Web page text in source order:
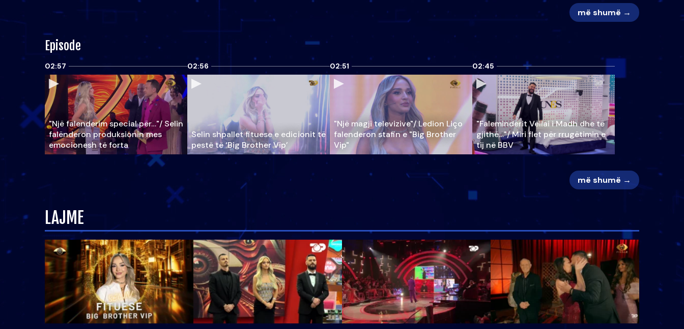
më shumë →
Episode
02:57
"Një falenderim special për…"/ Selin
falënderon produksionin mes
emocionesh të forta
02:56
Selin shpallet fituese e edicionit të
pestë të ‘Big Brother Vip’
02:51
"Një magji televizive"/ Ledion Liço
falenderon stafin e "Big Brother
Vip"
02:45
"Faleminderit Vëllai i Madh dhe të
gjithë…"/ Miri flet për rrugëtimin e
tij në BBV
më shumë →
LAJME